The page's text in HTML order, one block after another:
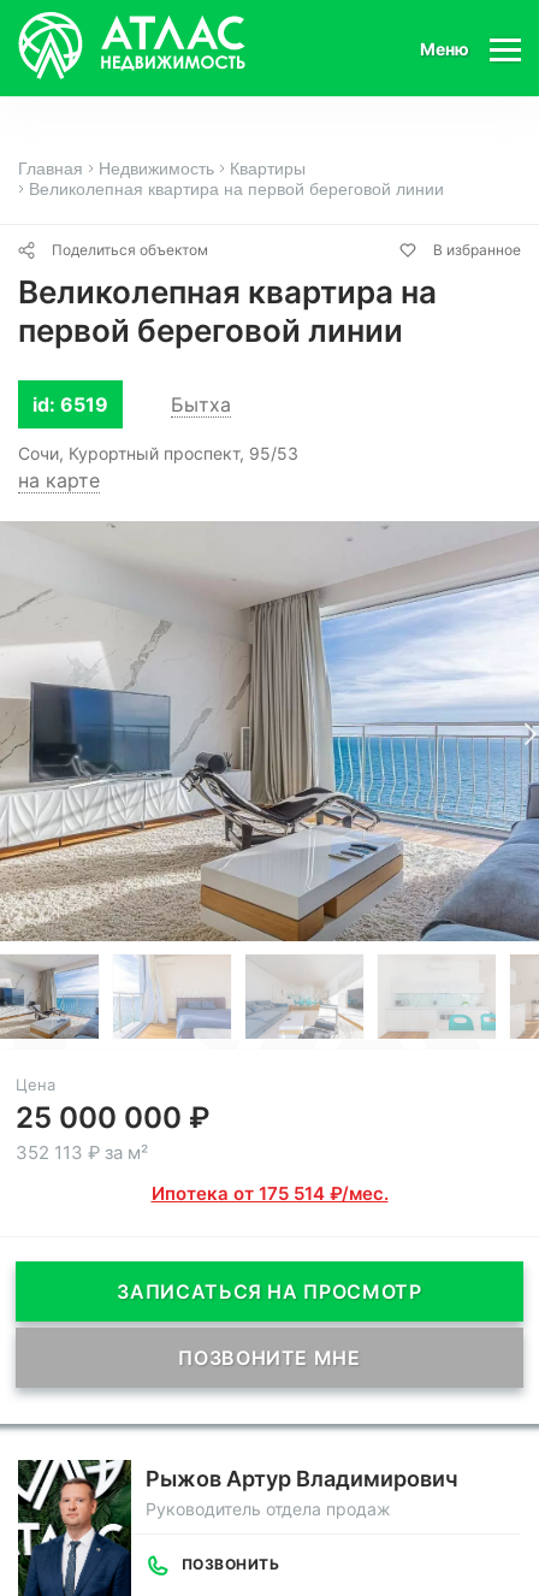
Меню
Главная Недвижимость
Квартиры
Великолепная квартира на первой береговой линии
Поделиться объектом В избранное
Великолепная квартира на
первой береговой линии
id: 6519 Бытха
Сочи, Курортный проспект, 95/53
на карте
Цена
25 000 000 ₽
352 113 ₽ за м²
Ипотека от 175 514 ₽/мес.
ЗАПИСАТЬСЯ НА ПРОСМОТР
ПОЗВОНИТЕ МНЕ
Рыжов Артур Владимирович
Руководитель отдела продаж
ПОЗВОНИТЬ